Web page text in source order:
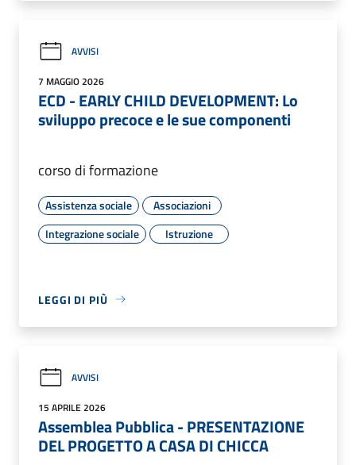
AVVISI
7 MAGGIO 2026
ECD - EARLY CHILD DEVELOPMENT: Lo
sviluppo precoce e le sue componenti
corso di formazione
Assistenza sociale
Associazioni
Integrazione sociale
Istruzione
LEGGI DI PIÙ
AVVISI
15 APRILE 2026
Assemblea Pubblica - PRESENTAZIONE
DEL PROGETTO A CASA DI CHICCA